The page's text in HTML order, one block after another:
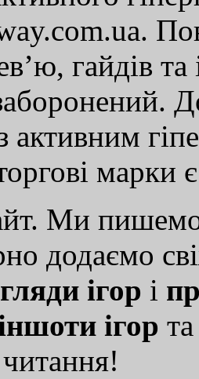
гайдів
активним
марки
Ми
додаємо
ігор і
ігор